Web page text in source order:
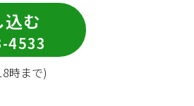
む
4533
時まで)